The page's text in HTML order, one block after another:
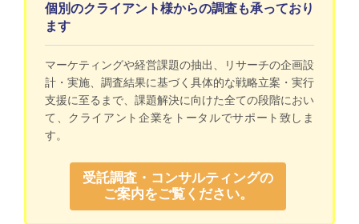
個別のクライアント様からの調査も承っており
ます
マーケティングや経営課題の抽出、リサーチの企画設
計・実施、調査結果に基づく具体的な戦略立案・実行
支援に至るまで、課題解決に向けた全ての段階におい
て、クライアント企業をトータルでサポート致しま
す。
受託調査・コンサルティングの
ご案内をご覧ください。